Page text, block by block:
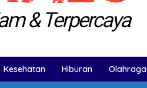
Kesehatan Hiburan Olahraga